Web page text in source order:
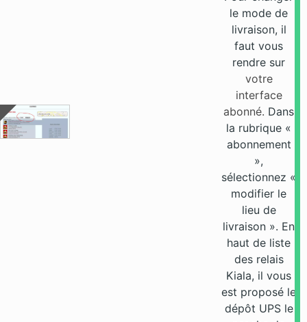
le mode de
livraison, il
faut vous
rendre sur
votre
interface
abonné. Dans
la rubrique «
abonnement
»,
sélectionnez «
modifier le
lieu de
livraison ». En
haut de liste
des relais
Kiala, il vous
est proposé le
dépôt UPS le